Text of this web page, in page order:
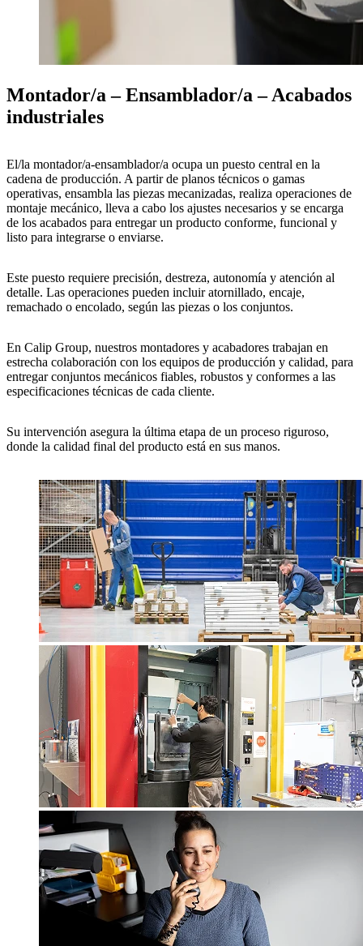
Montador/a – Ensamblador/a – Acabados
industriales
El/la montador/a-ensamblador/a ocupa un puesto central en la
cadena de producción. A partir de planos técnicos o gamas
operativas, ensambla las piezas mecanizadas, realiza operaciones de
montaje mecánico, lleva a cabo los ajustes necesarios y se encarga
de los acabados para entregar un producto conforme, funcional y
listo para integrarse o enviarse.
Este puesto requiere precisión, destreza, autonomía y atención al
detalle. Las operaciones pueden incluiratornillado, encaje,
remachado o encolado, según las piezas o los conjuntos.
En Calip Group, nuestros montadores y acabadores trabajan en
estrecha colaboración con los equipos de producción y calidad, para
entregarconjuntos mecánicos fiables, robustos y conformes a las
especificaciones técnicas de cada cliente.
Su intervención asegura la última etapa de un proceso riguroso,
donde la calidad final del producto está en sus manos.